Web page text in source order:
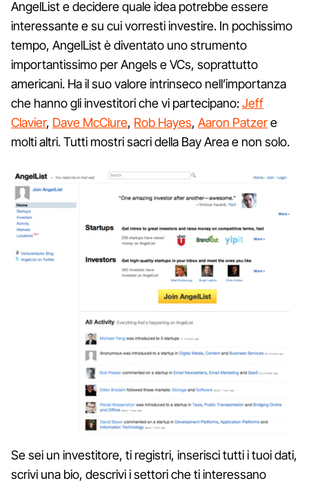
AngelList e decidere quale idea potrebbe essere
interessante e su cui vorresti investire. In pochissimo
tempo, AngelList è diventato uno strumento
importantissimo per Angels e VCs, soprattutto
americani. Ha il suo valore intrinseco nell’importanza
che hanno gli investitori che vi partecipano:Jeff
Clavier, Dave McClure, Rob Hayes, Aaron Patzere
molti altri. Tutti mostri sacri della Bay Area e non solo.
Se sei un investitore, ti registri, inserisci tutti i tuoi dati,
scrivi una bio, descrivi i settori che ti interessano